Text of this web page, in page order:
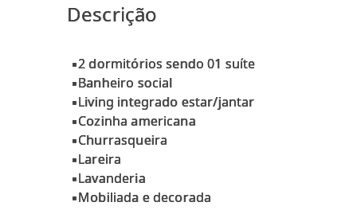
Descrição
▪️2 dormitórios sendo 01 suíte
▪️Banheiro social
▪️Living integrado estar/jantar
▪️Cozinha americana
▪️Churrasqueira
▪️Lareira
▪️Lavanderia
▪️Mobiliada e decorada